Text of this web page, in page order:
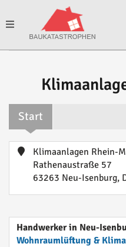
Toggle
Start
Klimaanlagen Rhein-
Rathenaustraße 57
63263 Neu-Isenburg,
Handwerker in Neu-
Wohnraumlüftung &